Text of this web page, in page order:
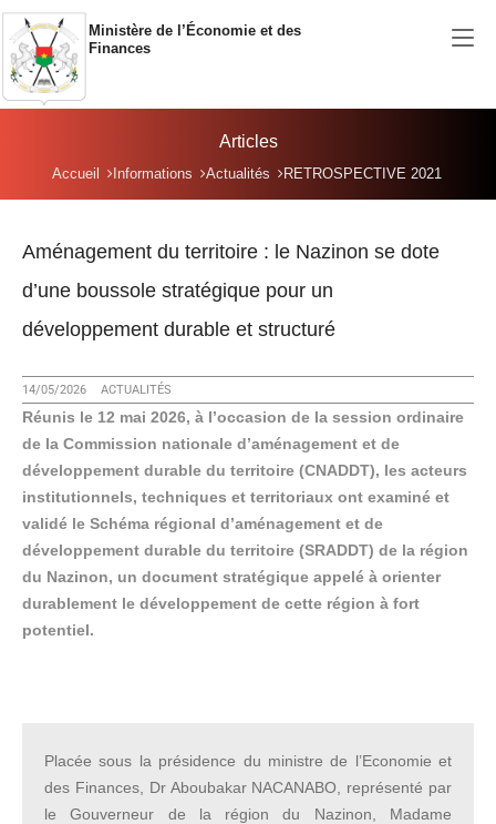
Aller au contenu principal
Ministère de l’Économie et des
Finances
Articles
Vous êtes ici:
Accueil Informations Actualités RETROSPECTIVE 2021
Aménagement du territoire : le Nazinon se dote
d’une boussole stratégique pour un
développement durable et structuré
14/05/2026 ACTUALITÉS
Réunis le 12 mai 2026, à l’occasion de la session ordinaire
de la Commission nationale d’aménagement et de
développement durable du territoire (CNADDT), les acteurs
institutionnels, techniques et territoriaux ont examiné et
validé le Schéma régional d’aménagement et de
développement durable du territoire (SRADDT) de la région
du Nazinon, un document stratégique appelé à orienter
durablement le développement de cette région à fort
potentiel.
Placée sous la présidence du ministre de l’Economie et
des Finances, Dr Aboubakar NACANABO, représenté par
le Gouverneur de la région du Nazinon, Madame